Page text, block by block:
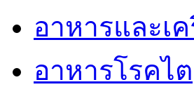
อาหารและเ
อาหารโรคไต